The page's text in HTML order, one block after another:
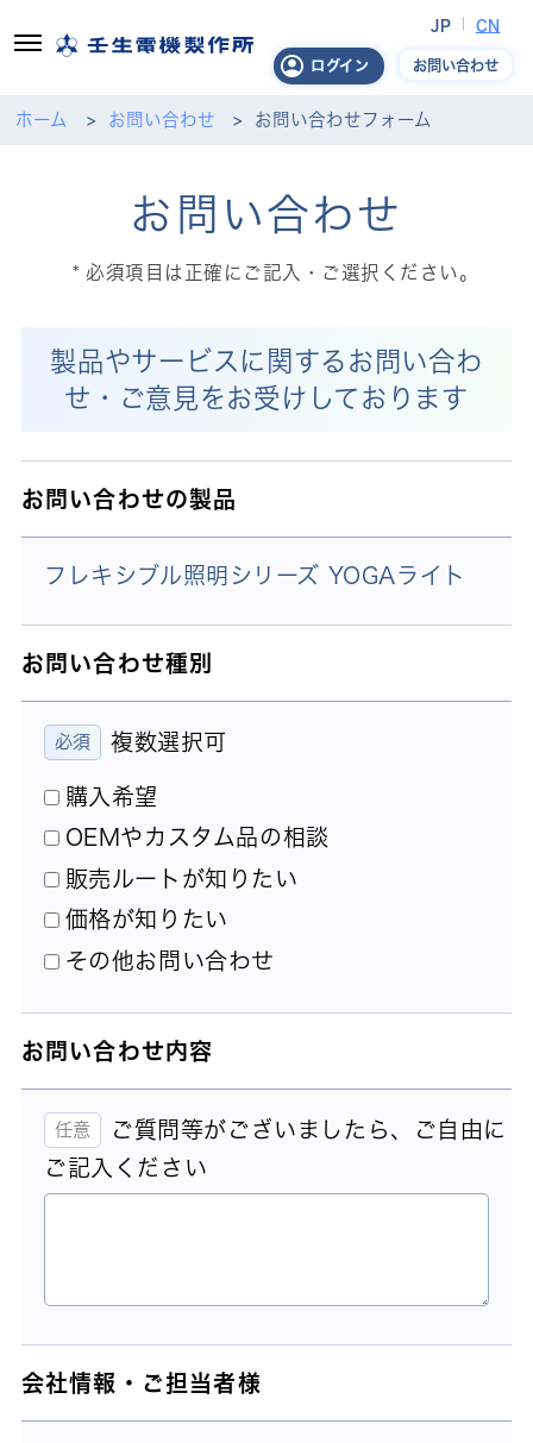
ログイン
JP CN
お問い合わせ
ホーム お問い合わせ お問い合わせフォーム
お問い合わせ
必須項目は正確にご記入・ご選択ください。
製品やサービスに関するお問い合わ
せ・ご意見をお受けしております
お問い合わせの製品
フレキシブル照明シリーズ YOGAライト
お問い合わせ種別
複数選択可
購入希望
OEMやカスタム品の相談
販売ルートが知りたい
価格が知りたい
その他お問い合わせ
お問い合わせ内容
ご質問等がございましたら、ご自由に
ご記入ください
会社情報・ご担当者様